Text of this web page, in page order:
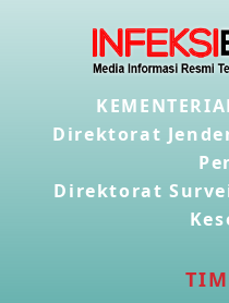
Direktorat
Direktorat
TIM